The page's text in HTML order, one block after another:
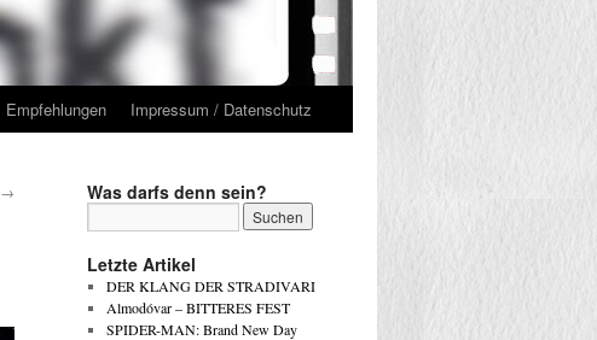
Empfehlungen Impressum / Datenschutz
→ Was darfs denn sein?
Letzte Artikel
DER KLANG DER STRADIVARI
Almodóvar – BITTERES FEST
SPIDER-MAN: Brand New Day